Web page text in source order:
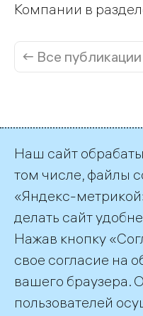
Компании в
← Все публикации
Пресс-служба
+7 (812) 688-32-84
press@tgc1.ru
Контакты для
+7 (812) 688-35-04
ir@tgc1.ru
Наш сайт
том числе, файлы
«Яндекс-
делать сайт
Нажав кнопку
свое согласие на
вашего браузера.
пользователей